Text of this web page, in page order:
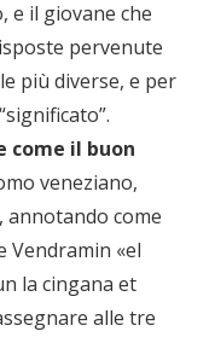
e il giovane che
pervenute
più diverse, e per
come il buon
veneziano,
annotando come
Vendramin «el
la cingana et
alle tre